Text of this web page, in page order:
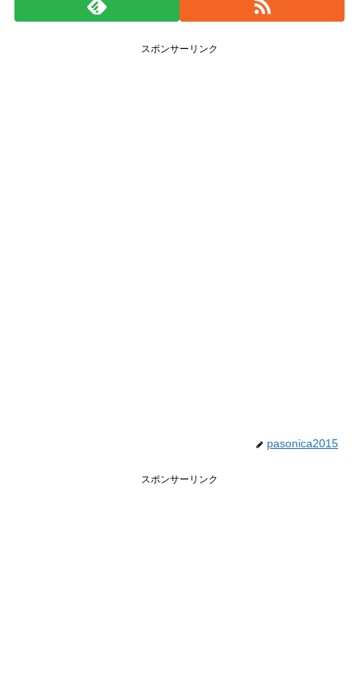
スポンサーリンク
pasonica2015
スポンサーリンク